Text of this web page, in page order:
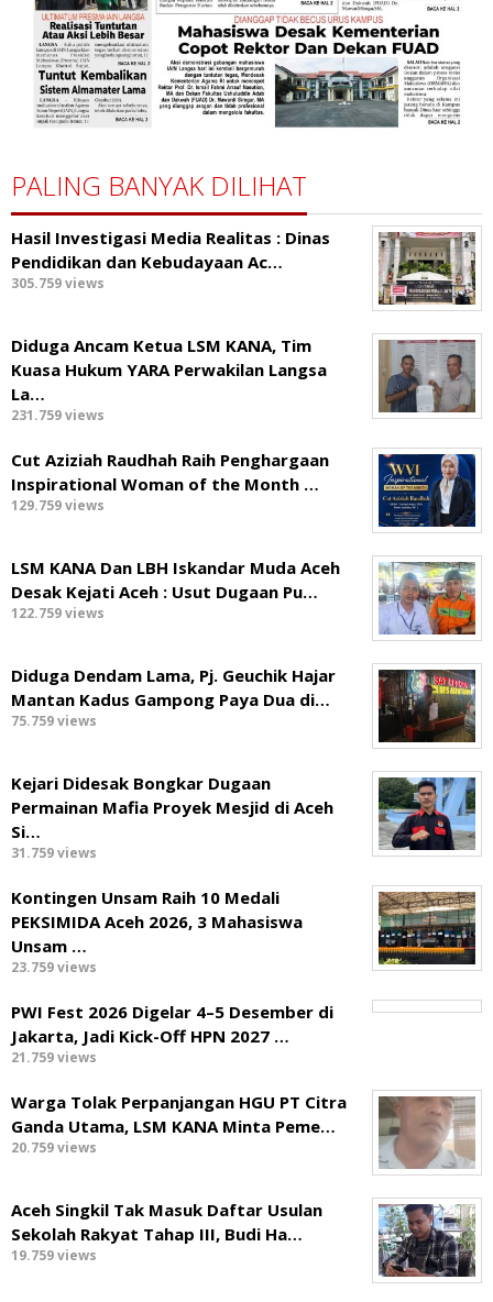
PALING BANYAK DILIHAT
Hasil Investigasi Media Realitas : ‎Dinas
Pendidikan dan Kebudayaan Ac…
305.759 views
Diduga Ancam Ketua LSM KANA, Tim
Kuasa Hukum YARA Perwakilan Langsa
La…
231.759 views
Cut Aziziah Raudhah Raih Penghargaan
Inspirational Woman of the Month …
129.759 views
LSM KANA Dan LBH Iskandar Muda Aceh
Desak Kejati Aceh : Usut Dugaan Pu…
122.759 views
Diduga Dendam Lama, Pj. Geuchik Hajar
Mantan Kadus Gampong Paya Dua di…
75.759 views
Kejari Didesak Bongkar Dugaan
Permainan Mafia Proyek Mesjid di Aceh
Si…
31.759 views
Kontingen Unsam Raih 10 Medali
PEKSIMIDA Aceh 2026, 3 Mahasiswa
Unsam …
23.759 views
PWI Fest 2026 Digelar 4–5 Desember di
Jakarta, Jadi Kick-Off HPN 2027 …
21.759 views
Warga Tolak Perpanjangan HGU PT Citra
Ganda Utama, LSM KANA Minta Peme…
20.759 views
Aceh Singkil Tak Masuk Daftar Usulan
Sekolah Rakyat Tahap III, Budi Ha…
19.759 views